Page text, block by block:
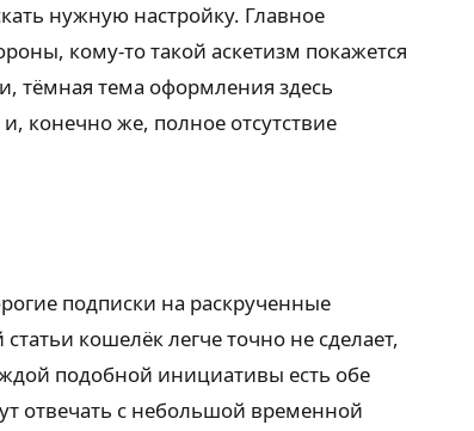
нужную настройку. Главное
кому-то такой аскетизм покажется
тёмная тема оформления здесь
конечно же, полное отсутствие
подписки на раскрученные
кошелёк легче точно не сделает,
подобной инициативы есть обе
отвечать с небольшой временной